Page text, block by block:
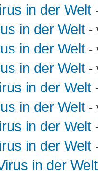
in der Welt
in der Welt -
in der Welt -
in der Welt -
in der Welt
in der Welt -
in der Welt
in der Welt
in der Welt